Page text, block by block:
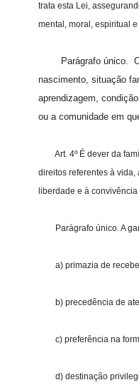
trata esta Lei,
mental, moral, espiritual
Parágrafo único.
nascimento, situação
aprendizagem,
ou a comunidade em
Art. 4º É dever da
direitos referentes à
liberdade e à
Parágrafo único. A
a) primazia de receber
b) precedência de
c) preferência na
d) destinação